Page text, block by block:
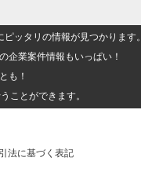
ッタリの情報が見つかります。
企業案件情報もいっぱい！
も！
ことができます。
法に基づく表記